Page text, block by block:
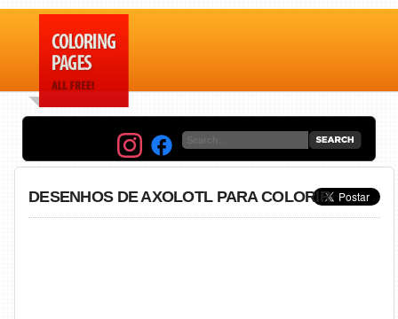
DESENHOS DE AXOLOTL PARA COLORIR